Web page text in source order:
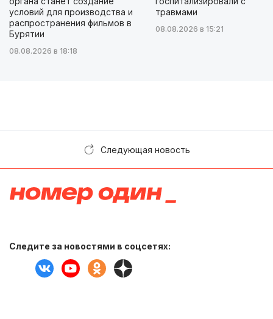
условий для производства и
распространения фильмов в
Бурятии
08.08.2026 в 18:18
травмами
08.08.2026 в 15:21
Следующая новость
Следите за новостями в соцсетях: